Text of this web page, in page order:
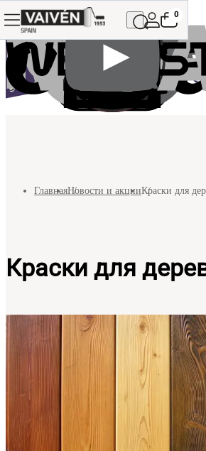
0
ГлавнаяНовости и акцииКраски для
Краски для